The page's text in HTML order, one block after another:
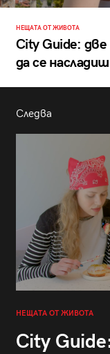
НЕЩАТА ОТ ЖИВОТА
City Guide:
да се
Следва
НЕЩАТА ОТ ЖИВОТА
City